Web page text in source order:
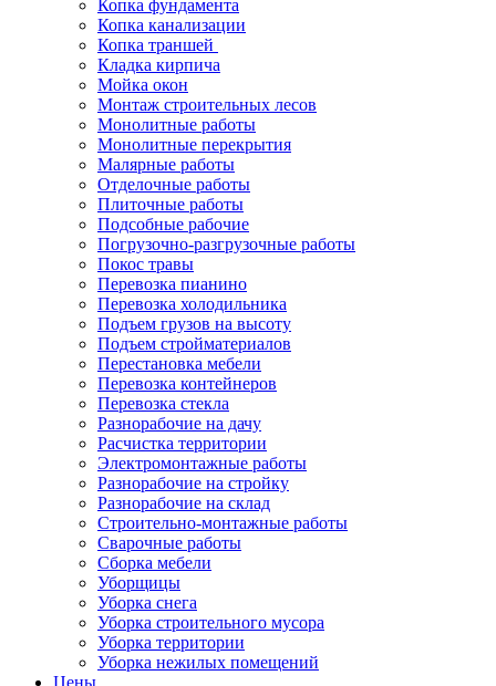
Копка фундамента
Копка канализации
Копка траншей
Кладка кирпича
Мойка окон
Монтаж строительных лесов
Монолитные работы
Монолитные перекрытия
Малярные работы
Отделочные работы
Плиточные работы
Подсобные рабочие
Погрузочно-разгрузочные работы
Покос травы
Перевозка пианино
Перевозка холодильника
Подъем грузов на высоту
Подъем стройматериалов
Перестановка мебели
Перевозка контейнеров
Перевозка стекла
Разнорабочие на дачу
Расчистка территории
Электромонтажные работы
Разнорабочие на стройку
Разнорабочие на склад
Строительно-монтажные работы
Сварочные работы
Сборка мебели
Уборщицы
Уборка снега
Уборка строительного мусора
Уборка территории
Уборка нежилых помещений
Цены